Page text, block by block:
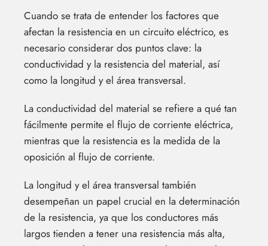
Cuando se trata de entender los factores que
afectan la resistencia en un circuito eléctrico, es
necesario considerar dos puntos clave: la
conductividad y la resistencia del material, así
como la longitud y el área transversal.
La conductividad del material se refiere a qué tan
fácilmente permite el flujo de corriente eléctrica,
mientras que la resistencia es la medida de la
oposición al flujo de corriente.
La longitud y el área transversal también
desempeñan un papel crucial en la determinación
de la resistencia, ya que los conductores más
largos tienden a tener una resistencia más alta,